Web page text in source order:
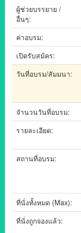
ผู้ช่วยบรรยาย /
อื่นๆ:
ค่าอบรม:
เปิดรับสมัคร:
วันที่อบรม/สัมมนา:
จำนวนวันที่อบรม:
รายละเอียด:
สถานที่อบรม:
ที่นั่งทั้งหมด (Max):
ที่นั่งถูกจองแล้ว: